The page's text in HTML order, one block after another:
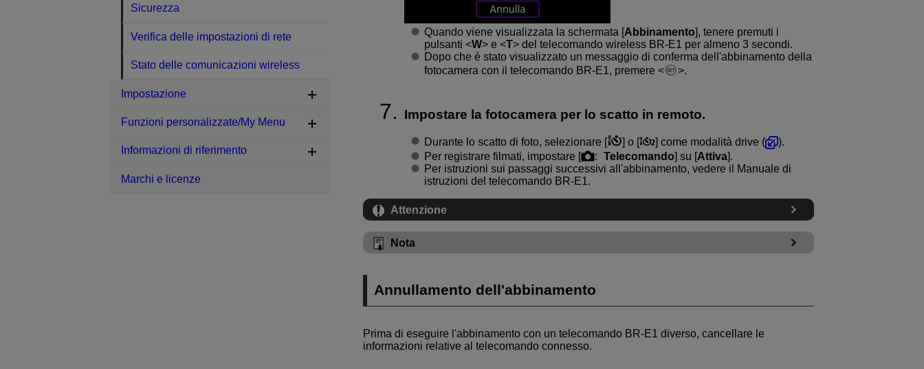
Quando viene visualizzata la schermata [Abbinamento], tenere premuti i
pulsanti <W> e <T> del telecomando wireless BR-E1 per almeno 3 secondi.
Dopo che è stato visualizzato un messaggio di conferma dell'abbinamento della
fotocamera con il telecomando BR-E1, premere .
Impostare la fotocamera per lo scatto in remoto.
Durante lo scatto di foto, selezionare [ ] o [ ] come modalità drive (
).
Per registrare filmati, impostare [
: Telecomando] su [Attiva].
Per istruzioni sui passaggi successivi all'abbinamento, vedere il Manuale di
istruzioni del telecomando BR-E1.
Attenzione
Nota
Annullamento dell'abbinamento
Prima di eseguire l'abbinamento con un telecomando BR-E1 diverso, cancellare le
informazioni relative al telecomando connesso.
Sicurezza
Verifica delle impostazioni di rete
Stato delle comunicazioni wireless
Impostazione
Funzioni personalizzate/My Menu
Informazioni di riferimento
Marchi e licenze